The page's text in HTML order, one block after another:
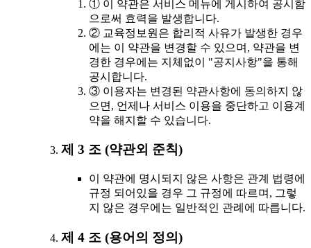
① 이 약관은 서비스 메뉴에 게시하여 공시함
으로써 효력을 발생합니다.
② 교육정보원은 합리적 사유가 발생한 경우
에는 이 약관을 변경할 수 있으며, 약관을 변
경한 경우에는 지체없이 "공지사항"을 통해
공시합니다.
③ 이용자는 변경된 약관사항에 동의하지 않
으면, 언제나 서비스 이용을 중단하고 이용계
약을 해지할 수 있습니다.
제 3 조 (약관외 준칙)
이 약관에 명시되지 않은 사항은 관계 법령에
규정 되어있을 경우 그 규정에 따르며, 그렇
지 않은 경우에는 일반적인 관례에 따릅니다.
제 4 조 (용어의 정의)